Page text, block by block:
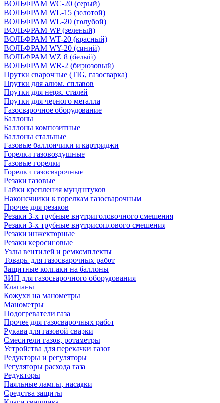
ВОЛЬФРАМ WC-20 (серый)
ВОЛЬФРАМ WL-15 (золотой)
ВОЛЬФРАМ WL-20 (голубой)
ВОЛЬФРАМ WP (зеленый)
ВОЛЬФРАМ WT-20 (красный)
ВОЛЬФРАМ WY-20 (синий)
ВОЛЬФРАМ WZ-8 (белый)
ВОЛЬФРАМ WR-2 (бирюзовый)
Прутки сварочные (TIG, газосварка)
Прутки для алюм. сплавов
Прутки для нерж. сталей
Прутки для черного металла
Газосварочное оборудование
Баллоны
Баллоны композитные
Баллоны стальные
Газовые баллончики и картриджи
Горелки газовоздушные
Газовые горелки
Горелки газосварочные
Резаки газовые
Гайки крепления мундштуков
Наконечники к горелкам газосварочным
Прочее для резаков
Резаки 3-х трубные внутриголовочного смешения
Резаки 3-х трубные внутрисоплового смешения
Резаки инжекторные
Резаки керосиновые
Узлы вентилей и ремкомплекты
Товары для газосварочных работ
Защитные колпаки на баллоны
ЗИП для газосварочного оборудования
Клапаны
Кожухи на манометры
Манометры
Подогреватели газа
Прочее для газосварочных работ
Рукава для газовой сварки
Смесители газов, ротаметры
Устройства для перекачки газов
Редукторы и регуляторы
Регуляторы расхода газа
Редукторы
Паяльные лампы, насадки
Средства защиты